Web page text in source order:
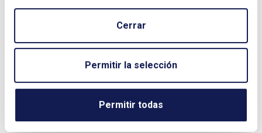
Cerrar
Permitir la selección
Permitir todas